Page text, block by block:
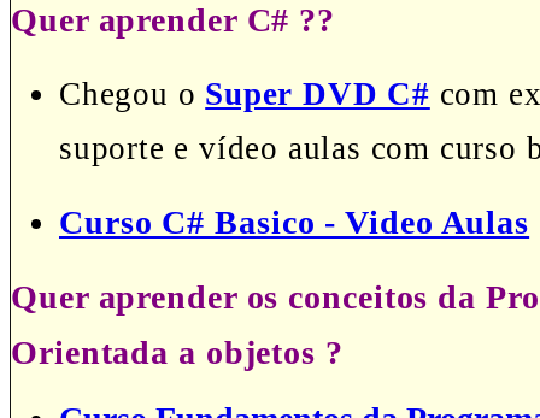
Quer aprender C# ??
Chegou o Super DVD C# com
suporte e vídeo aulas com curso
Curso C# Basico - Video Aulas
Quer aprender os conceitos da
Orientada a objetos ?